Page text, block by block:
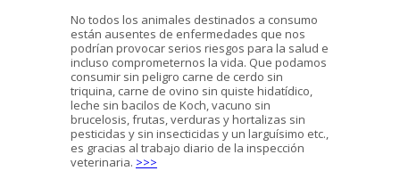
No todos los animales destinados a consumo
están ausentes de enfermedades que nos
podrían provocar serios riesgos para la salud e
incluso comprometernos la vida. Que podamos
consumir sin peligro carne de cerdo sin
triquina, carne de ovino sin quiste hidatídico,
leche sin bacilos de Koch, vacuno sin
brucelosis, frutas, verduras y hortalizas sin
pesticidas y sin insecticidas y un larguísimo etc.,
es gracias al trabajo diario de la inspección
veterinaria. >>>